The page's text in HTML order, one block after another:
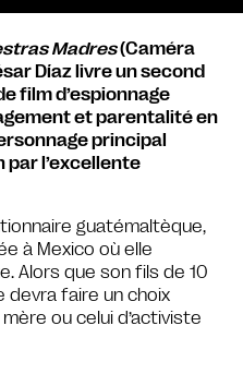
Madres(Caméra
Díaz livre un second
film d’espionnage
et parentalité en
principal
l’excellente
guatémaltèque,
à Mexico où elle
Alors que son fils de 10
devra faire un choix
ou celui d’activiste